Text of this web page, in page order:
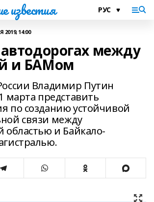
известия
2019, 14:00
между
и БАМом
Владимир Путин
марта представить
по созданию устойчивой
связи между
областью и Байкало-